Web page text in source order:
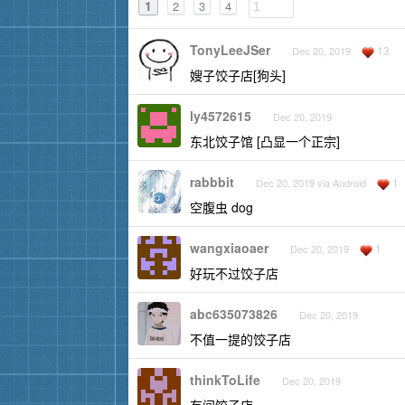
1 2 3 4
TonyLeeJSer Dec 20, 2019 13
嫂子饺子店[狗头]
ly4572615 Dec 20, 2019
东北饺子馆 [凸显一个正宗]
rabbbit Dec 20, 2019 via Android 1
空腹虫 dog
wangxiaoaer Dec 20, 2019 1
好玩不过饺子店
abc635073826 Dec 20, 2019
不值一提的饺子店
thinkToLife Dec 20, 2019